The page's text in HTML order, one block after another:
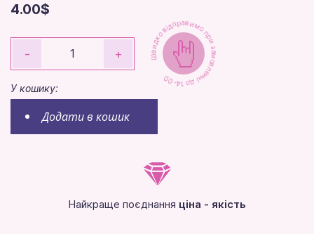
4.00$
- +
У кошику:
Додати в кошик
Швидко відправимо при замовленні до 14-00
Найкраще поєднання ціна - якість